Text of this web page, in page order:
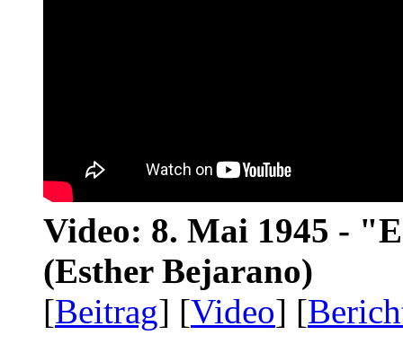
Video: 8. Mai 1945 -
(Esther Bejarano)
[Beitrag] [Video] [